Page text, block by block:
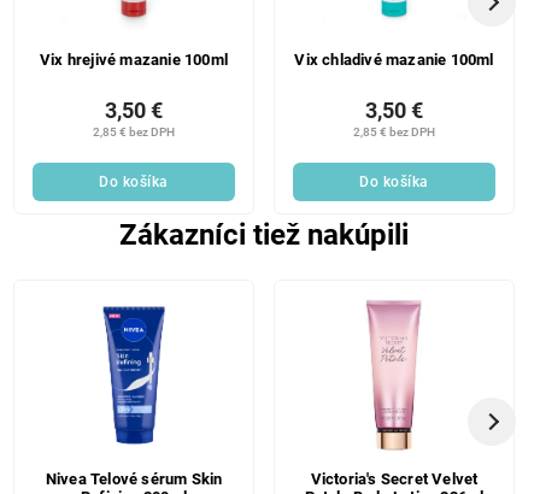
Vix hrejivé mazanie 100ml
2,85 € bez DPH
3,50 €
Do košíka
Vix chladivé mazanie 100ml
2,85 € bez DPH
3,50 €
Do košíka
Zákazníci tiež nakúpili
Nivea Telové sérum Skin
Victoria's Secret Velvet